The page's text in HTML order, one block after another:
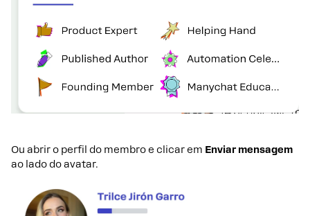
Ou abrir o perfil do membro e clicar em Enviar mensagem
ao lado do avatar.